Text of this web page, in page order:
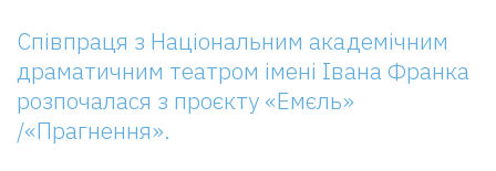
Співпраця з Національним академічним
драматичним театром імені Івана Франка
розпочалася з проєкту «Емєль»
/«Прагнення».